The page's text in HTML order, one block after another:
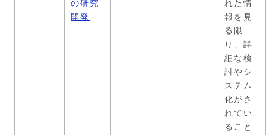
の研究
開発
れた情
報を見
る限
り、詳
細な検
討やシ
ステム
化がさ
れてい
ること